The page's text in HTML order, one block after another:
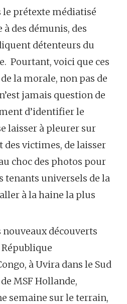
le prétexte médiatisé
à des démunis, des
détenteurs du
Pourtant, voici que ces
la morale, non pas de
jamais question de
d’identifier le
laisser à pleurer sur
des victimes, de laisser
choc des photos pour
tenants universels de la
à la haine la plus
nouveaux découverts
République
à Uvira dans le Sud
MSF Hollande,
semaine sur le terrain,